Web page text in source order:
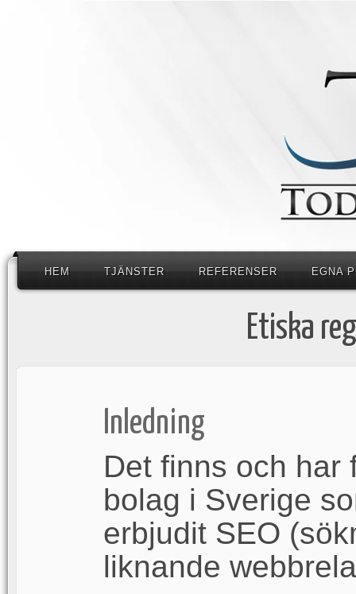
HEM TJÄNSTER REFERENSER EGNA
Etiska
Inledning
Det finns och har
bolag i Sverige
erbjudit SEO
liknande